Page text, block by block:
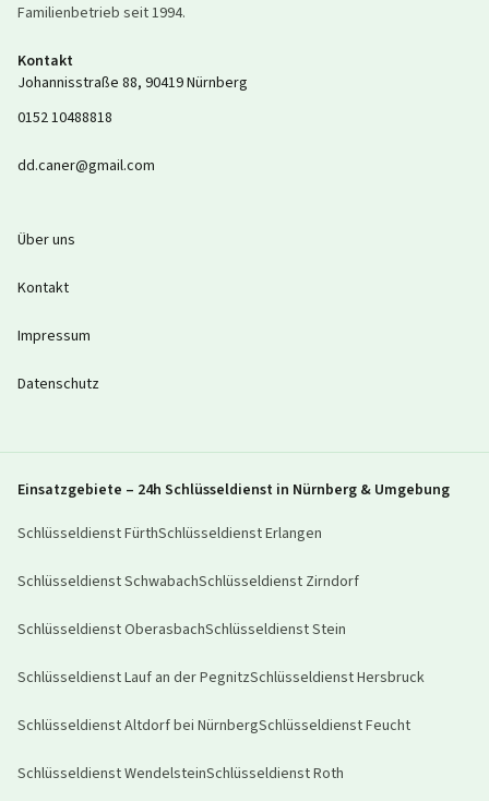
Familienbetrieb seit1994.
Kontakt
Johannisstraße 88, 90419Nürnberg
0152 10488818
dd.caner@gmail.com
Über uns
Kontakt
Impressum
Datenschutz
Einsatzgebiete – 24h Schlüsseldienst in Nürnberg & Umgebung
SchlüsseldienstFürthSchlüsseldienstErlangen
SchlüsseldienstSchwabachSchlüsseldienst Zirndorf
SchlüsseldienstOberasbachSchlüsseldienstStein
SchlüsseldienstLauf an der PegnitzSchlüsseldienstHersbruck
SchlüsseldienstAltdorf bei NürnbergSchlüsseldienstFeucht
SchlüsseldienstWendelsteinSchlüsseldienstRoth